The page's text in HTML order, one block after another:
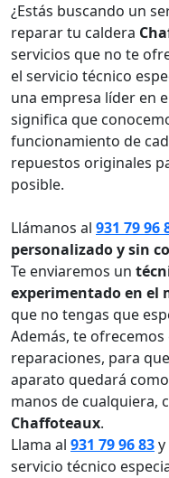
¿Estás buscando un
reparar tu caldera
servicios que no te
el servicio técnico
una empresa líder en
significa que
funcionamiento de
repuestos originales
posible.
Llámanos al 931 79 96
personalizado y sin
Te enviaremos un
experimentado en el
que no tengas que
Además, te
reparaciones, para
aparato quedará
manos de cualquiera,
Chaffoteaux.
Llama al 931 79 96 83
servicio técnico